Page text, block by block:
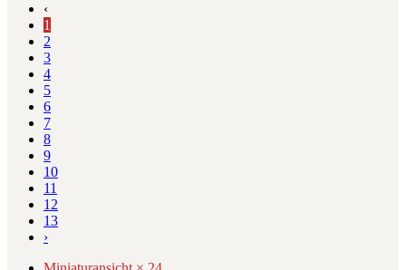
‹
1
2
3
4
5
6
7
8
9
10
11
12
13
›